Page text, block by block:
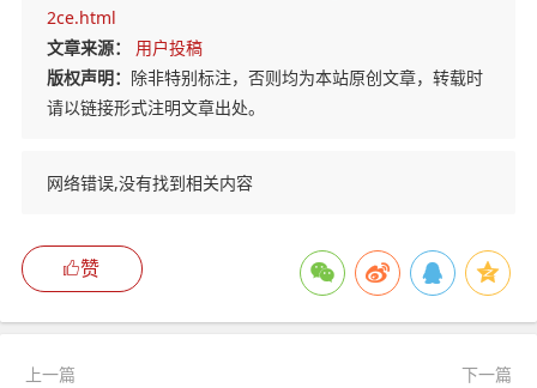
2ce.html
文章来源：
用户投稿
版权声明： 除非特别标注，否则均为本站原创文章，转载时
请以链接形式注明文章出处。
网络错误,没有找到相关内容
赞
上一篇 下一篇